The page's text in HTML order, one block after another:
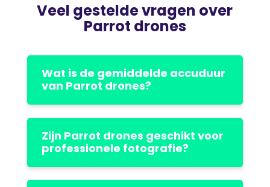
Veel gestelde vragen over
Parrot drones
Wat is de gemiddelde accuduur
van Parrot drones?
Zijn Parrot drones geschikt voor
professionele fotografie?